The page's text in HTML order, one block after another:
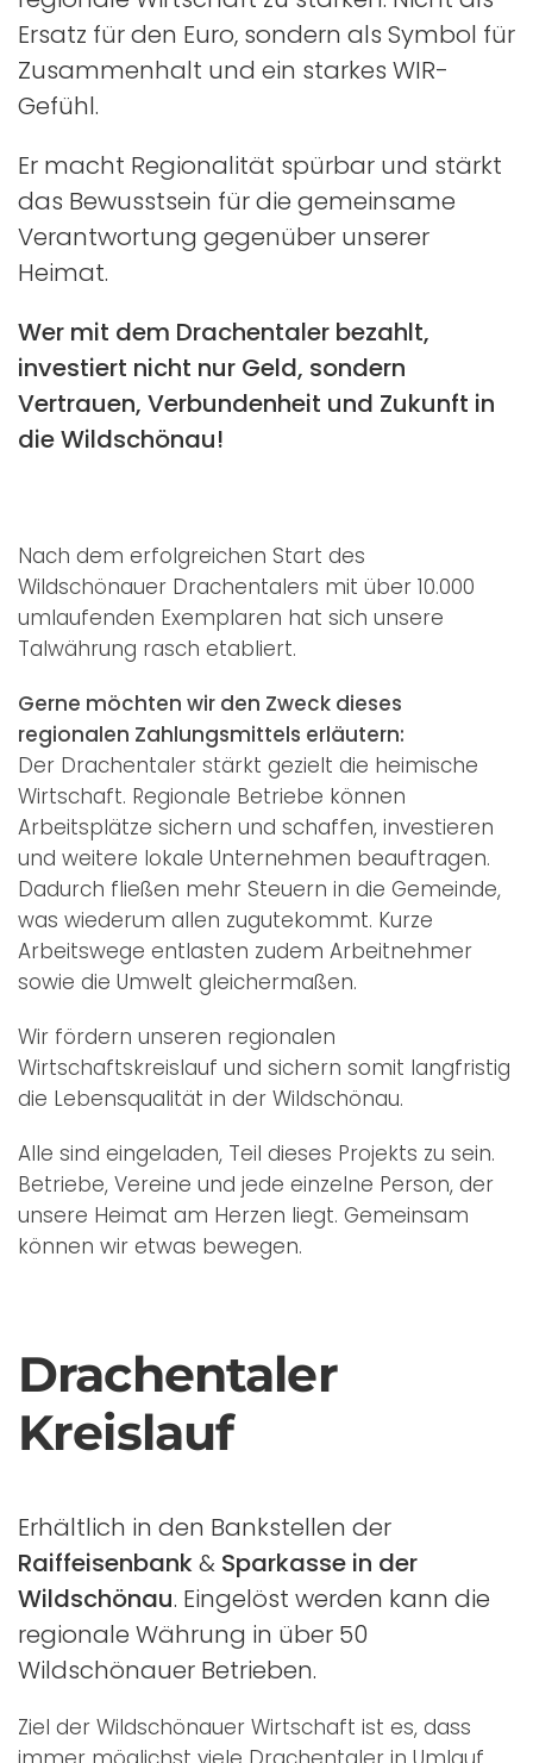
Ersatz für den Euro, sondern als Symbol für
Zusammenhalt und ein starkes WIR-
Gefühl.
Er macht Regionalität spürbar und stärkt
das Bewusstsein für die gemeinsame
Verantwortung gegenüber unserer
Heimat.
Wer mit dem Drachentaler bezahlt,
investiert nicht nur Geld, sondern
Vertrauen, Verbundenheit und Zukunft in
die Wildschönau!
Nach dem erfolgreichen Start des
Wildschönauer Drachentalers mit über 10.000
umlaufenden Exemplaren hat sich unsere
Talwährung rasch etabliert.
Gerne möchten wir den Zweck dieses
regionalen Zahlungsmittels erläutern:
Der Drachentaler stärkt gezielt die heimische
Wirtschaft. Regionale Betriebe können
Arbeitsplätze sichern und schaffen, investieren
und weitere lokale Unternehmen beauftragen.
Dadurch fließen mehr Steuern in die Gemeinde,
was wiederum allen zugutekommt. Kurze
Arbeitswege entlasten zudem Arbeitnehmer
sowie die Umwelt gleichermaßen.
Wir fördern unseren regionalen
Wirtschaftskreislauf und sichern somit langfristig
die Lebensqualität in der Wildschönau.
Alle sind eingeladen, Teil dieses Projekts zu sein.
Betriebe, Vereine und jede einzelne Person, der
unsere Heimat am Herzen liegt. Gemeinsam
können wir etwas bewegen.
Drachentaler
Kreislauf
Erhältlich in den Bankstellen der
Raiffeisenbank& Sparkasse in der
Wildschönau. Eingelöst werden kann die
regionale Währung in über 50
Wildschönauer Betrieben.
Ziel der Wildschönauer Wirtschaft ist es, dass